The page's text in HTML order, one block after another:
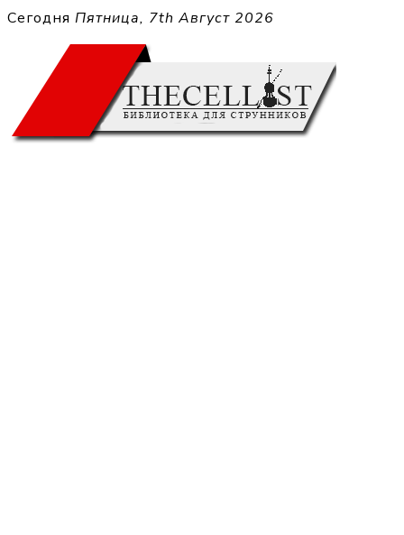
Перейти
содержимому
Сегодня Пятница, 7th Август 2026